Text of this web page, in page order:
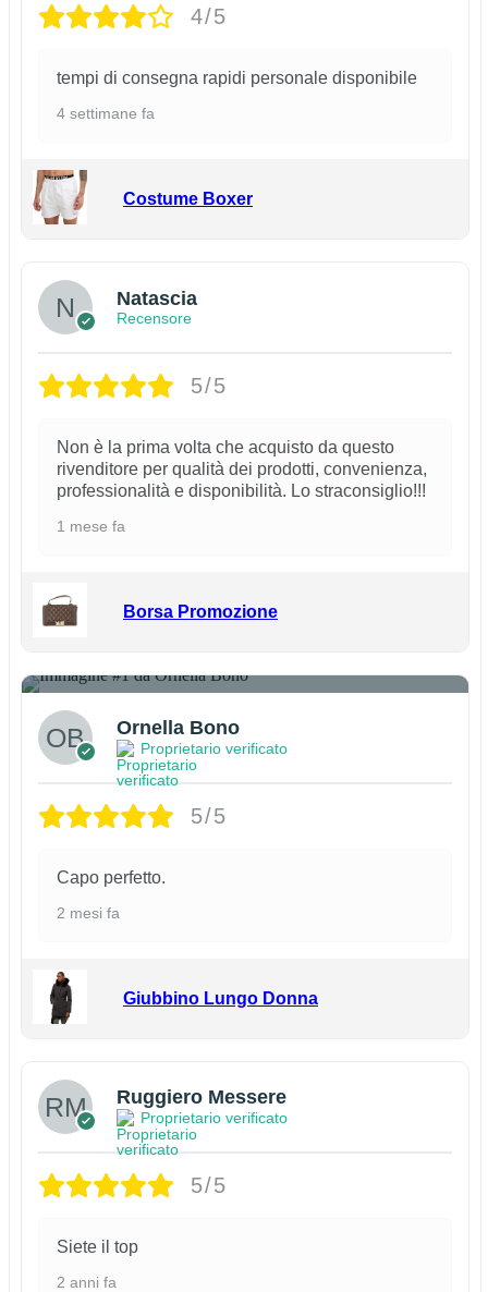
4/5
tempi di consegna rapidi personale disponibile
4 settimane fa
Costume Boxer
Natascia
Recensore
5/5
Non è la prima volta che acquisto da questo
rivenditore per qualità dei prodotti, convenienza,
professionalità e disponibilità. Lo straconsiglio!!!
1 mese fa
Borsa Promozione
Ornella Bono
Proprietario verificato
5/5
Capo perfetto.
2 mesi fa
Giubbino Lungo Donna
Ruggiero Messere
Proprietario verificato
5/5
Siete il top
2 anni fa